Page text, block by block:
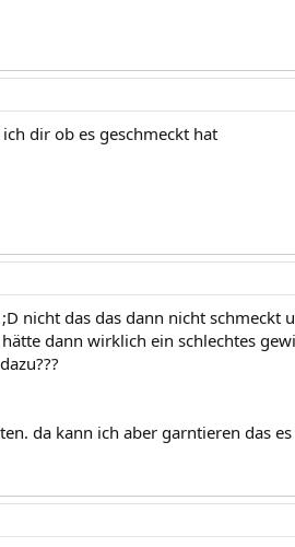
dir ob es geschmeckt hat
nicht das das dann nicht schmeckt
dann wirklich ein schlechtes
da kann ich aber garntieren das